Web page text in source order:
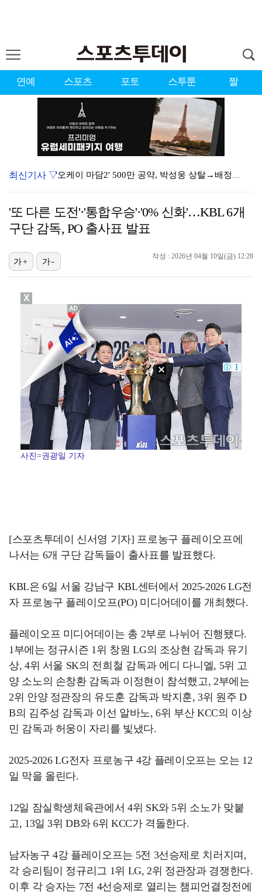
연예 스포츠 포토 스투툰 짤
'오케이 마담2' 500만 공약, 박성웅 상탈→배정남은…
황정민 폭로자 "아들 연극 몰래 관람? 소품 준비 돕고…
김혜성, 마이너리그 트리플A서 4경기 연속 무안타 침묵…
10주년인데 40명뿐?…블랙핑크 행사 공지에 팬심 폭발…
광주, 공격형 미드필더 김종석 영입…"K리그1 뛸 기회…
[ST포토] 스트레이 키즈 승민, '두손 모으고'
최신기사 ▽
'또 다른 도전'·'통합우승'·'0% 신화'…KBL 6개
구단 감독, PO 출사표 발표
작성 : 2026년 04월 10일(금) 12:28
가+ 가-
사진=권광일 기자
[스포츠투데이 신서영 기자] 프로농구 플레이오프에
나서는 6개 구단 감독들이 출사표를 발표했다.
KBL은 6일 서울 강남구 KBL센터에서 2025-2026 LG전
자 프로농구 플레이오프(PO) 미디어데이를 개최했다.
플레이오프 미디어데이는 총 2부로 나뉘어 진행됐다.
1부에는 정규시즌 1위 창원 LG의 조상현 감독과 유기
상, 4위 서울 SK의 전희철 감독과 에디 다니엘, 5위 고
양 소노의 손창환 감독과 이정현이 참석했고, 2부에는
2위 안양 정관장의 유도훈 감독과 박지훈, 3위 원주 D
B의 김주성 감독과 이선 알바노, 6위 부산 KCC의 이상
민 감독과 허웅이 자리를 빛냈다.
2025-2026 LG전자 프로농구 4강 플레이오프는 오는 12
일 막을 올린다.
12일 잠실학생체육관에서 4위 SK와 5위 소노가 맞붙
고, 13일 3위 DB와 6위 KCC가 격돌한다.
남자농구 4강 플레이오프는 5전 3선승제로 치러지며,
각 승리팀이 정규리그 1위 LG, 2위 정관장과 경쟁한다.
이후 각 승자는 7전 4선승제로 열리는 챔피언결정전에
X